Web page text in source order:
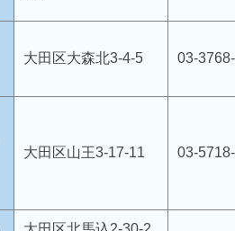
大田区大森北3-4-5 03-
大田区山王3-17-11 03-